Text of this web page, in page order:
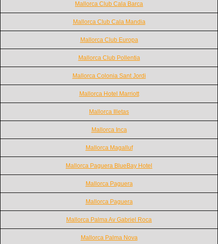
Mallorca Club Cala Barca
Mallorca Club Cala Mandia
Mallorca Club Europa
Mallorca Club Pollentia
Mallorca Colonia Sant Jordi
Mallorca Hotel Marriott
Mallorca Illetas
Mallorca Inca
Mallorca Magalluf
Mallorca Paguera BlueBay Hotel
Mallorca Paguera
Mallorca Paguera
Mallorca Palma Av Gabriel Roca
Mallorca Palma Nova